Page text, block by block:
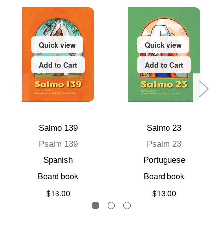
Quick view
Add to Cart
Salmo 139
Psalm 139
Spanish
Board book
$13.00
Quick view
Add to Cart
Salmo 23
Psalm 23
Portuguese
Board book
$13.00